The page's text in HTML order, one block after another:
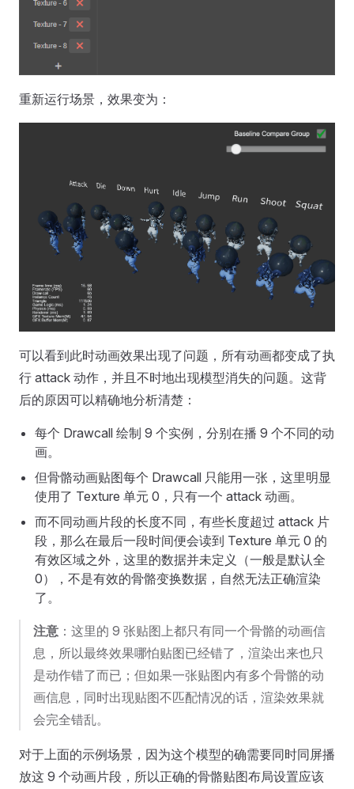
重新运行场景，效果变为：
可以看到此时动画效果出现了问题，所有动画都变成了执
行 attack 动作，并且不时地出现模型消失的问题。这背
后的原因可以精确地分析清楚：
每个 Drawcall 绘制 9 个实例，分别在播 9 个不同的动
画。
但骨骼动画贴图每个 Drawcall 只能用一张，这里明显
使用了 Texture 单元 0，只有一个 attack 动画。
而不同动画片段的长度不同，有些长度超过 attack 片
段，那么在最后一段时间便会读到 Texture 单元 0 的
有效区域之外，这里的数据并未定义（一般是默认全
0），不是有效的骨骼变换数据，自然无法正确渲染
了。
注意 ：这里的 9 张贴图上都只有同一个骨骼的动画信
息，所以最终效果哪怕贴图已经错了，渲染出来也只
是动作错了而已；但如果一张贴图内有多个骨骼的动
画信息，同时出现贴图不匹配情况的话，渲染效果就
会完全错乱。
对于上面的示例场景，因为这个模型的确需要同时同屏播
放这 9 个动画片段，所以正确的骨骼贴图布局设置应该